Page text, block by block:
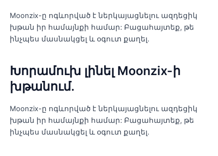
Moonzix-ը ոգևորված է ներկայացնելու ազդեցիկ
խթան իր համայնքի համար: Բացահայտեք, թե
ինչպես մասնակցել և օգուտ քաղել.
Խորամուխ լինել Moonzix-ի
խթանում.
Moonzix-ը ոգևորված է ներկայացնելու ազդեցիկ
խթան իր համայնքի համար: Բացահայտեք, թե
ինչպես մասնակցել և օգուտ քաղել.